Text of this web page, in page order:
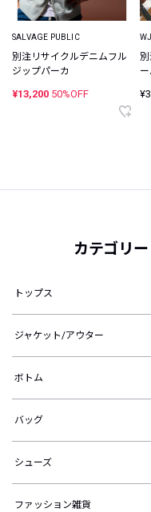
SALVAGE PUBLIC
別注リサイクルデニムフル
ジップパーカ
¥13,200 50%OFF
カテゴリ
トップス
ジャケット/アウター
ボトム
バッグ
シューズ
ファッション雑貨